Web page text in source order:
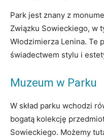
Park jest znany z
Związku Sowieckiego, w
Włodzimierza Lenina. Te
świadectwem stylu i
Muzeum w Parku
W skład parku wchodzi
bogatą kolekcję
Sowieckiego. Możemy